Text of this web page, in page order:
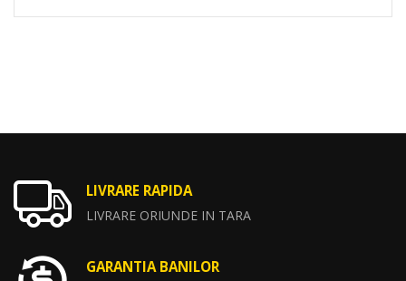
LIVRARE RAPIDA
LIVRARE ORIUNDE IN TARA
GARANTIA BANILOR